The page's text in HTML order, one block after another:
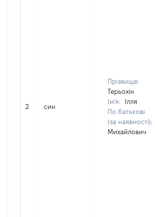
2 син
Прізвище:
Терьохін
Ім'я:
Ілля
По батькові
(за наявності):
Михайлович